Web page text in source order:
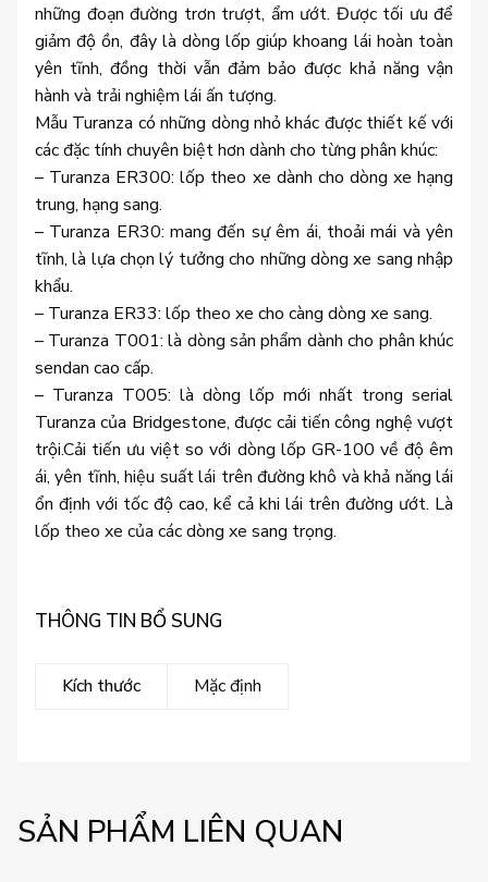
những đoạn đường trơn trượt, ẩm ướt. Được tối ưu để
giảm độ ồn, đây là dòng lốp giúp khoang lái hoàn toàn
yên tĩnh, đồng thời vẫn đảm bảo được khả năng vận
hành và trải nghiệm lái ấn tượng.
Mẫu Turanza có những dòng nhỏ khác được thiết kế với
các đặc tính chuyên biệt hơn dành cho từng phân khúc:
– Turanza ER300: lốp theo xe dành cho dòng xe hạng
trung, hạng sang.
– Turanza ER30: mang đến sự êm ái, thoải mái và yên
tĩnh, là lựa chọn lý tưởng cho những dòng xe sang nhập
khẩu.
– Turanza ER33: lốp theo xe cho càng dòng xe sang.
– Turanza T001: là dòng sản phẩm dành cho phân khúc
sendan cao cấp.
– Turanza T005: là dòng lốp mới nhất trong serial
Turanza của Bridgestone, được cải tiến công nghệ vượt
trội.Cải tiến ưu việt so với dòng lốp GR-100 về độ êm
ái, yên tĩnh, hiệu suất lái trên đường khô và khả năng lái
ổn định với tốc độ cao, kể cả khi lái trên đường ướt. Là
lốp theo xe của các dòng xe sang trọng.
THÔNG TIN BỔ SUNG
Kích thước Mặc định
SẢN PHẨM LIÊN QUAN